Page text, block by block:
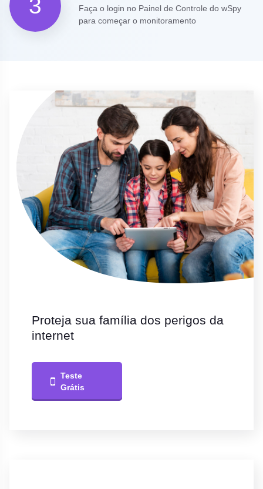
3
Faça o login no Painel de Controle do wSpy
para começar o monitoramento
Proteja sua família dos perigos da
internet
Teste
Grátis